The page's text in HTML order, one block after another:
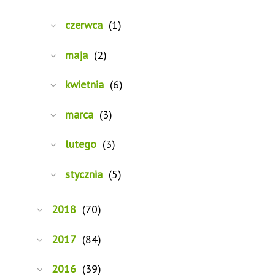
czerwca (1)
maja (2)
kwietnia (6)
marca (3)
lutego (3)
stycznia (5)
2018 (70)
2017 (84)
2016 (39)